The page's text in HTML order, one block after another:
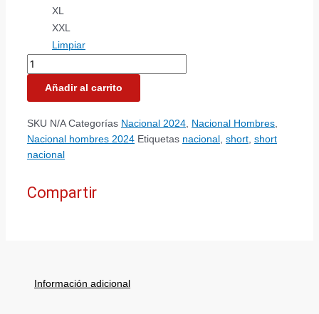
XL
XXL
Limpiar
Añadir al carrito
SKU N/A Categorías Nacional 2024, Nacional Hombres,
Nacional hombres 2024 Etiquetas nacional , short, short
nacional
Compartir
Información adicional